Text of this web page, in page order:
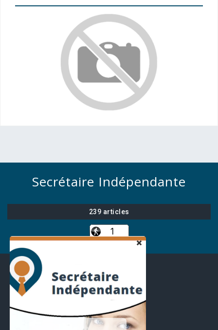
Secrétaire Indépendante
239 articles